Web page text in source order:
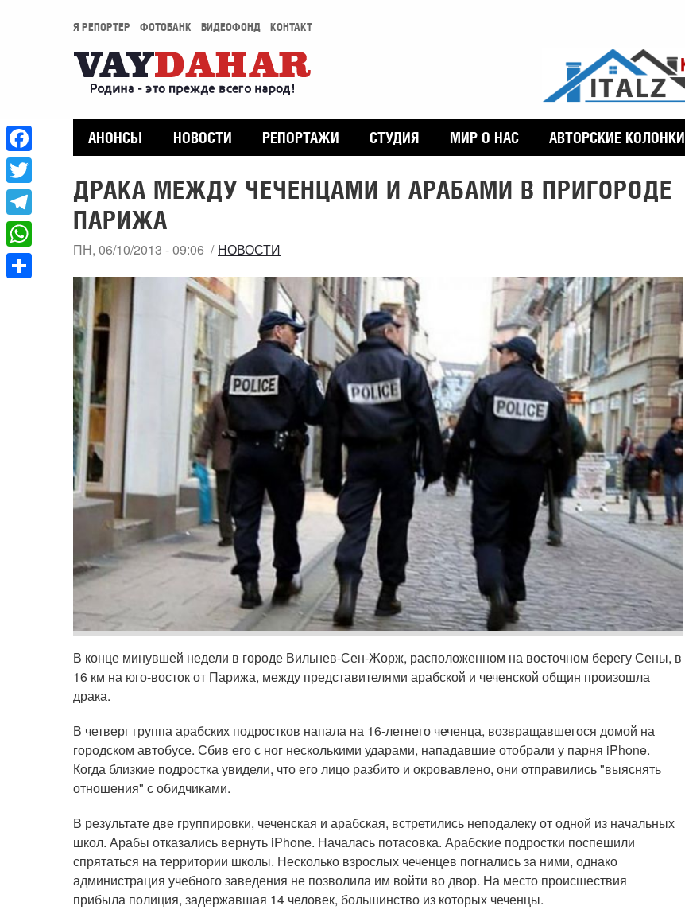
Я РЕПОРТЕР ФОТОБАНК ВИДЕОФОНД КОНТАКТ
АНОНСЫ НОВОСТИ РЕПОРТАЖИ СТУДИЯ МИР О НАС АВТОРСКИЕ КОЛОНКИ
ДРАКА МЕЖДУ ЧЕЧЕНЦАМИ И АРАБАМИ В ПРИГОРОДЕ
ПАРИЖА
ПН, 06/10/2013 - 09:06 НОВОСТИ
В конце минувшей недели в городе Вильнев-Сен-Жорж, расположенном на восточном берегу Сены, в
16 км на юго-восток от Парижа, между представителями арабской и чеченской общин произошла
драка.
В четверг группа арабских подростков напала на 16-летнего чеченца, возвращавшегося домой на
городском автобусе. Сбив его с ног несколькими ударами, нападавшие отобрали у парня iPhone.
Когда близкие подростка увидели, что его лицо разбито и окровавлено, они отправились "выяснять
отношения" с обидчиками.
В результате две группировки, чеченская и арабская, встретились неподалеку от одной из начальных
школ. Арабы отказались вернуть iPhone. Началась потасовка. Арабские подростки поспешили
спрятаться на территории школы. Несколько взрослых чеченцев погнались за ними, однако
администрация учебного заведения не позволила им войти во двор. На место происшествия
прибыла полиция, задержавшая 14 человек, большинство из которых чеченцы.
Facebook
Twitter
Telegram
WhatsApp